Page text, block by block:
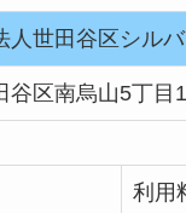
人世田谷区シル
谷区南烏山5丁目
利用